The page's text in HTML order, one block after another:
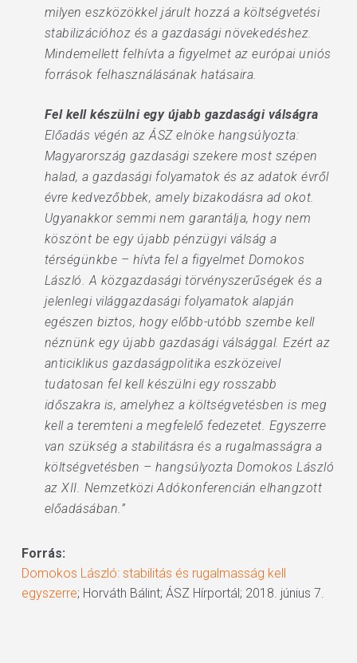
milyen eszközökkel járult hozzá a költségvetési
stabilizációhoz és a gazdasági növekedéshez.
Mindemellett felhívta a figyelmet az európai uniós
források felhasználásának hatásaira.
Fel kell készülni egy újabb gazdasági válságra
Előadás végén az ÁSZ elnöke hangsúlyozta:
Magyarország gazdasági szekere most szépen
halad, a gazdasági folyamatok és az adatok évről
évre kedvezőbbek, amely bizakodásra ad okot.
Ugyanakkor semmi nem garantálja, hogy nem
köszönt be egy újabb pénzügyi válság a
térségünkbe – hívta fel a figyelmet Domokos
László. A közgazdasági törvényszerűségek és a
jelenlegi világgazdasági folyamatok alapján
egészen biztos, hogy előbb-utóbb szembe kell
néznünk egy újabb gazdasági válsággal. Ezért az
anticiklikus gazdaságpolitika eszközeivel
tudatosan fel kell készülni egy rosszabb
időszakra is, amelyhez a költségvetésben is meg
kell a teremteni a megfelelő fedezetet. Egyszerre
van szükség a stabilitásra és a rugalmasságra a
költségvetésben – hangsúlyozta Domokos László
az XII. Nemzetközi Adókonferencián elhangzott
előadásában.”
Forrás:
Domokos László: stabilitás és rugalmasság kell
egyszerre; Horváth Bálint; ÁSZ Hírportál; 2018. június 7.